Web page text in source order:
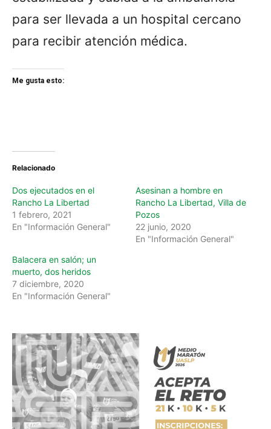
para ser llevada a un hospital cercano
para recibir atención médica.
Me gusta esto:
Relacionado
Dos ejecutados en el
Rancho La Libertad
1 febrero, 2021
En "Información General"
Asesinan a hombre en
Rancho La Libertad, Villa de
Pozos
22 junio, 2020
En "Información General"
Balacera en salón; un
muerto, dos heridos
7 diciembre, 2020
En "Información General"